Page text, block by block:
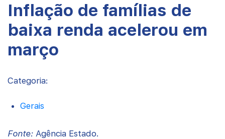
Inflação de famílias de
baixa renda acelerou em
março
Categoria:
Gerais
Fonte: Agência Estado.